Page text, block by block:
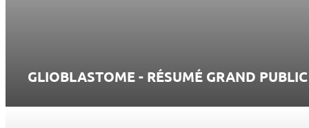
GLIOBLASTOME - RÉSUMÉ GRAND PUBLIC